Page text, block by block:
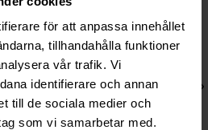
för att anpassa innehållet
tillhandahålla funktioner
vår trafik. Vi
identifierare och annan
till de sociala medier och
som vi samarbetar med.